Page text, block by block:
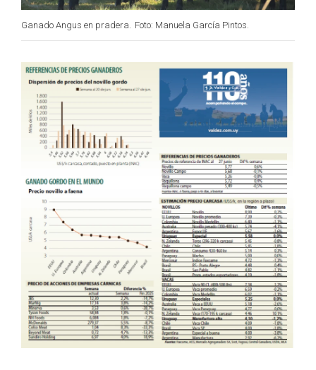
Ganado Angus en pradera. Foto: Manuela García Pintos.